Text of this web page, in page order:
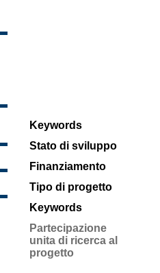
Keywords
Stato di sviluppo
Finanziamento
Tipo di progetto
Keywords
Partecipazione
unita di ricerca al
progetto